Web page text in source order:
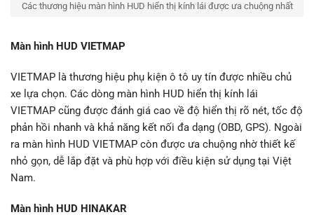
Các thương hiệu màn hình HUD hiển thị kính lái được ưa chuộng nhất
Màn hình HUD VIETMAP
VIETMAP là thương hiệu phụ kiện ô tô uy tín được nhiều chủ
xe lựa chọn. Các dòng màn hình HUD hiển thị kính lái
VIETMAP cũng được đánh giá cao về độ hiển thị rõ nét, tốc độ
phản hồi nhanh và khả năng kết nối đa dạng (OBD, GPS). Ngoài
ra màn hình HUD VIETMAP còn được ưa chuộng nhờ thiết kế
nhỏ gọn, dễ lắp đặt và phù hợp với điều kiện sử dụng tại Việt
Nam.
Màn hình HUD HINAKAR